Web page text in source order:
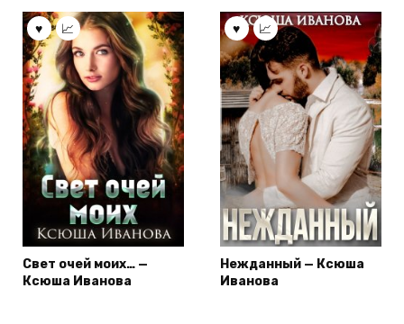
Свет очей моих… —
Ксюша Иванова
Нежданный — Ксюша
Иванова